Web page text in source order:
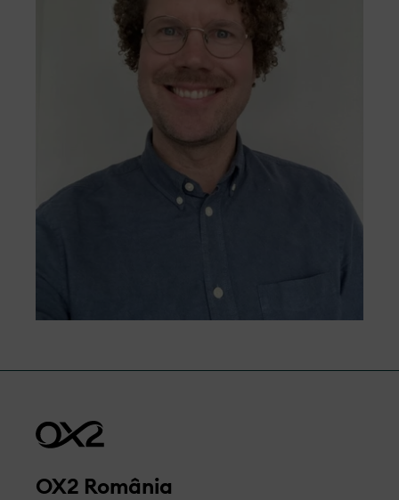
fie tratate cu respect, obiectiv și eficiență.
Accesați formularul
OX2 România